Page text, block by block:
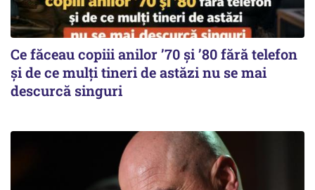
Ce făceau copiii anilor ’70 și ’80 fără telefon
și de ce mulți tineri de astăzi nu se mai
descurcă singuri